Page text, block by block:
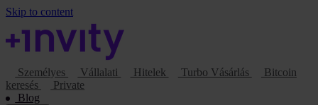
Skip to content
Személyes Vállalati Hitelek Turbo Vásárlás
Bitcoin
keresés
Private
Blog